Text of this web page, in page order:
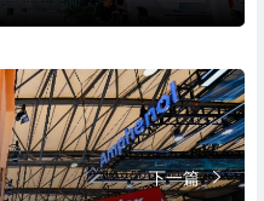
下一篇